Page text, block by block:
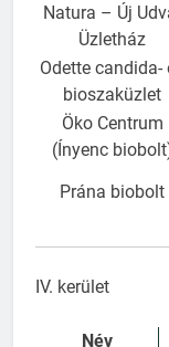
Natura – Új
Üzletház
Odette candida-
bioszaküzlet
Öko Centrum
(Ínyenc
Prána biobolt
IV. kerület
Név